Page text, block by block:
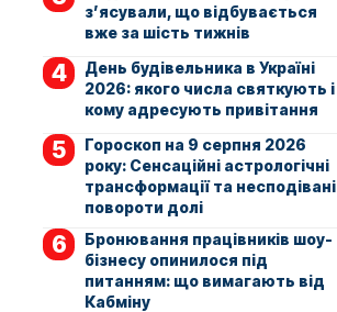
з’ясували, що відбувається
вже за шість тижнів
День будівельника в Україні
2026: якого числа святкують і
кому адресують привітання
Гороскоп на 9 серпня 2026
року: Сенсаційні астрологічні
трансформації та несподівані
повороти долі
Бронювання працівників шоу-
бізнесу опинилося під
питанням: що вимагають від
Кабміну